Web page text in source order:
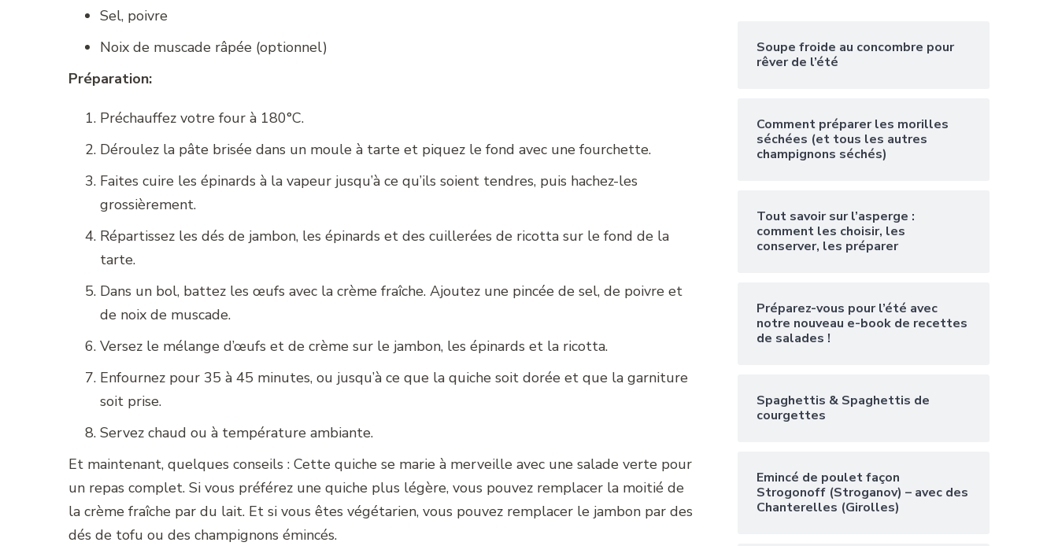
Sel, poivre
Noix de muscade râpée (optionnel)
Préparation:
Préchauffez votre four à 180°C.
Déroulez la pâte brisée dans un moule à tarte et piquez le fond avec une fourchette.
Faites cuire les épinards à la vapeur jusqu’à ce qu’ils soient tendres, puis hachez-les
grossièrement.
Répartissez les dés de jambon, les épinards et des cuillerées de ricotta sur le fond de la
tarte.
Dans un bol, battez les œufs avec la crème fraîche. Ajoutez une pincée de sel, de poivre et
de noix de muscade.
Versez le mélange d’œufs et de crème sur le jambon, les épinards et la ricotta.
Enfournez pour 35 à 45 minutes, ou jusqu’à ce que la quiche soit dorée et que la garniture
soit prise.
Servez chaud ou à température ambiante.
Et maintenant, quelques conseils : Cette quiche se marie à merveille avec une salade verte pour
un repas complet. Si vous préférez une quiche plus légère, vous pouvez remplacer la moitié de
la crème fraîche par du lait. Et si vous êtes végétarien, vous pouvez remplacer le jambon par des
dés de tofu ou des champignons émincés.
Soupe froide au concombre pour
rêver de l’été
Comment préparer les morilles
séchées (et tous les autres
champignons séchés)
Tout savoir sur l’asperge :
comment les choisir, les
conserver, les préparer
Préparez-vous pour l’été avec
notre nouveau e-book de recettes
de salades !
Spaghettis & Spaghettis de
courgettes
Emincé de poulet façon
Strogonoff (Stroganov) – avec des
Chanterelles (Girolles)